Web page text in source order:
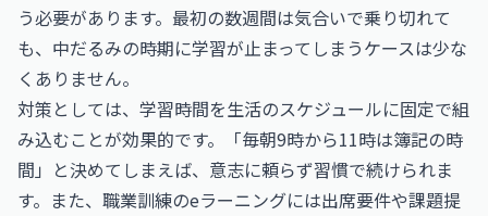
う必要があります。最初の数週間は気合いで乗り切れて
も、中だるみの時期に学習が止まってしまうケースは少な
くありません。
対策としては、学習時間を生活のスケジュールに固定で組
み込むことが効果的です。「毎朝9時から11時は簿記の時
間」と決めてしまえば、意志に頼らず習慣で続けられま
す。また、職業訓練のeラーニングには出席要件や課題提